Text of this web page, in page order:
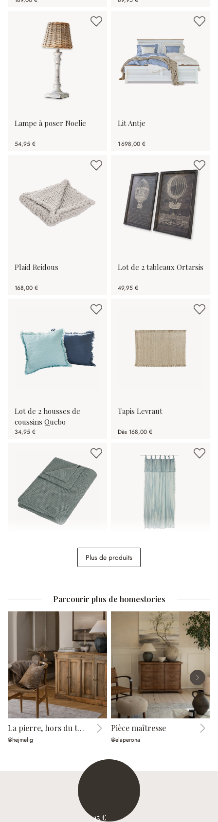
Lampe à poser Noelie
54,95 €
Lit Antje
1 698,00 €
Plaid Reidous
168,00 €
Lot de 2 tableaux Ortarsis
49,95 €
Lot de 2 housses de
coussins Quebo
34,95 €
Tapis Levraut
Dès 168,00 €
Voilage Anjoutey
Plus de produits
Parcourir plus de homestories
La pierre, hors du temps
@hejmelig
Pièce maîtresse
@elaperona
15 €